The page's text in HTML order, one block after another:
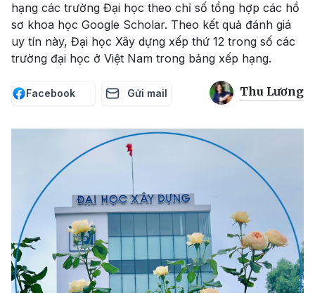
hạng các trường Đại học theo chỉ số tổng hợp các hồ
sơ khoa học Google Scholar. Theo kết quả đánh giá
uy tín này, Đại học Xây dựng xếp thứ 12 trong số các
trường đại học ở Việt Nam trong bảng xếp hạng.
Facebook Gửi mail Thu Lương